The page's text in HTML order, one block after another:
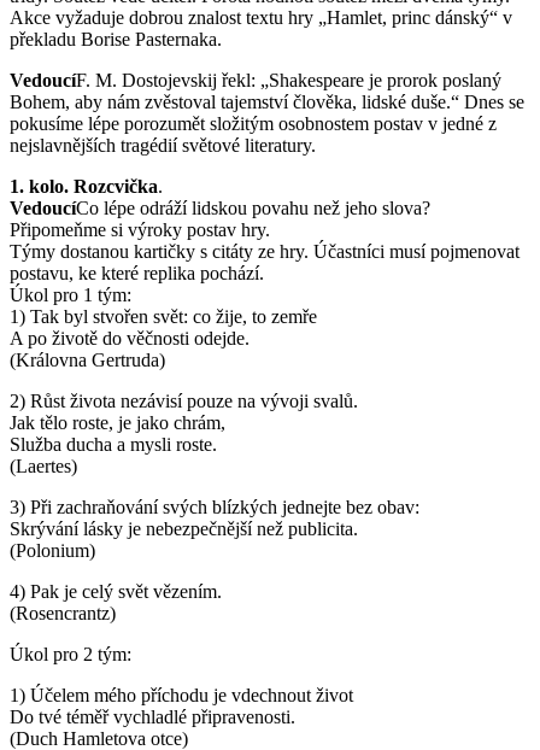
Akce vyžaduje dobrou znalost textu hry „Hamlet, princ dánský“ v
překladu Borise Pasternaka.
VedoucíF. M. Dostojevskij řekl: „Shakespeare je prorok poslaný
Bohem, aby nám zvěstoval tajemství člověka, lidské duše.“ Dnes se
pokusíme lépe porozumět složitým osobnostem postav v jedné z
nejslavnějších tragédií světové literatury.
1. kolo. Rozcvička.
VedoucíCo lépe odráží lidskou povahu než jeho slova?
Připomeňme si výroky postav hry.
Týmy dostanou kartičky s citáty ze hry. Účastníci musí pojmenovat
postavu, ke které replika pochází.
Úkol pro 1 tým:
1) Tak byl stvořen svět: co žije, to zemře
A po životě do věčnosti odejde.
(Královna Gertruda)
2) Růst života nezávisí pouze na vývoji svalů.
Jak tělo roste, je jako chrám,
Služba ducha a mysli roste.
(Laertes)
3) Při zachraňování svých blízkých jednejte bez obav:
Skrývání lásky je nebezpečnější než publicita.
(Polonium)
4) Pak je celý svět vězením.
(Rosencrantz)
Úkol pro 2 tým:
1) Účelem mého příchodu je vdechnout život
Do tvé téměř vychladlé připravenosti.
(Duch Hamletova otce)